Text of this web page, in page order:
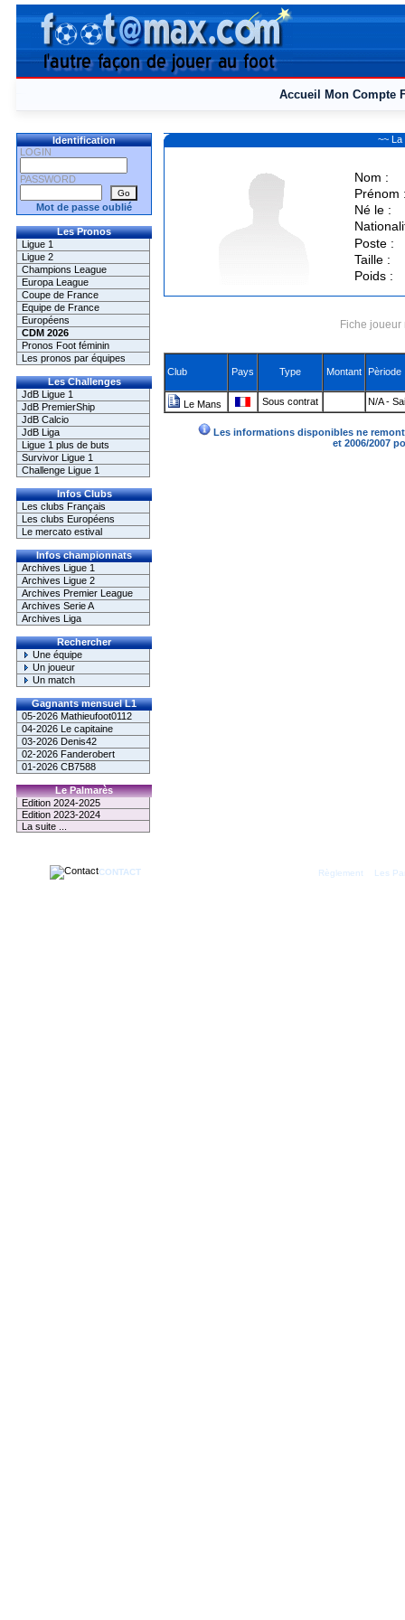
Accueil Mon Compte
Identification
LOGIN
PASSWORD
Mot de passe oublié
Les Pronos
Ligue 1
Ligue 2
Champions League
Europa League
Coupe de France
Equipe de France
Européens
CDM 2026
Pronos Foot féminin
Les pronos par équipes
Les Challenges
JdB Ligue 1
JdB PremierShip
JdB Calcio
JdB Liga
Ligue 1 plus de buts
Survivor Ligue 1
Challenge Ligue 1
Infos Clubs
Les clubs Français
Les clubs Européens
Le mercato estival
Infos championnats
Archives Ligue 1
Archives Ligue 2
Archives Premier League
Archives Serie A
Archives Liga
Rechercher
Une équipe
Un joueur
Un match
Gagnants mensuel L1
05-2026 Mathieufoot0112
04-2026 Le capitaine
03-2026 Denis42
02-2026 Fanderobert
01-2026 CB7588
Le Palmarès
Edition 2024-2025
Edition 2023-2024
La suite ...
~~ La
Nom :
Prénom
Né le :
Poste :
Taille :
Poids :
Fiche
Club Pays Type Montant Pèriode
Le Mans Sous contrat N/A -
Les informations disponibles ne
et 2006/2007
CONTACT Règlement Les